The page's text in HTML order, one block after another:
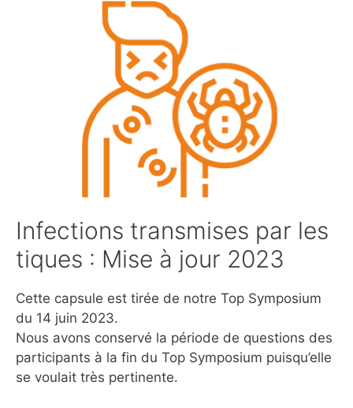
Infections transmises par les
tiques : Mise à jour 2023
Cette capsule est tirée de notre Top Symposium
du 14 juin 2023.
Nous avons conservé la période de questions des
participants à la fin du Top Symposium puisqu’elle
se voulait très pertinente.